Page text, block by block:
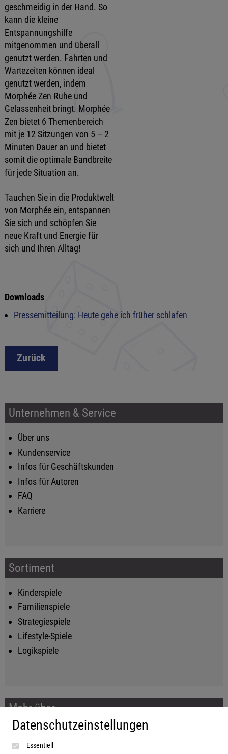
geschmeidig in der Hand. So
kann die kleine
Entspannungshilfe
mitgenommen und überall
genutzt werden. Fahrten und
Wartezeiten können ideal
genutzt werden, indem
Morphée Zen Ruhe und
Gelassenheit bringt. Morphée
Zen bietet 6 Themenbereich
mit je 12 Sitzungen von 5 – 2
Minuten Dauer an und bietet
somit die optimale Bandbreite
für jede Situation an.
Tauchen Sie in die Produktwelt
von Morphée ein, entspannen
Sie sich und schöpfen Sie
neue Kraft und Energie für
sich und Ihren Alltag!
Downloads
Pressemitteilung: Heute gehe ich früher schlafen
Zurück
Unternehmen & Service
Über uns
Kundenservice
Infos für Geschäftskunden
Infos für Autoren
FAQ
Karriere
Sortiment
Kinderspiele
Familienspiele
Strategiespiele
Lifestyle-Spiele
Logikspiele
Mehr über...
Impressum
AGB
Datenschutzeinstellungen
Essentiell